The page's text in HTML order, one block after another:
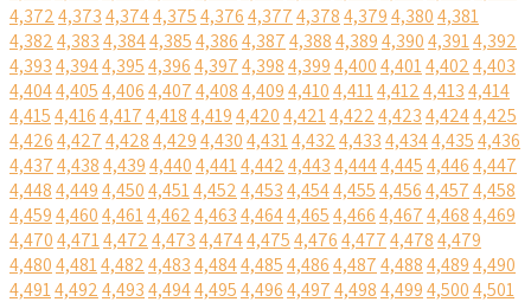
4,3724,3734,3744,3754,3764,3774,3784,3794,3804,381
4,3824,3834,3844,3854,3864,3874,3884,3894,3904,3914,392
4,3934,3944,3954,3964,3974,3984,3994,4004,4014,4024,403
4,4044,4054,4064,4074,4084,4094,4104,4114,4124,4134,414
4,4154,4164,4174,4184,4194,4204,4214,4224,4234,4244,425
4,4264,4274,4284,4294,4304,4314,4324,4334,4344,4354,436
4,4374,4384,4394,4404,4414,4424,4434,4444,4454,4464,447
4,4484,4494,4504,4514,4524,4534,4544,4554,4564,4574,458
4,4594,4604,4614,4624,4634,4644,4654,4664,4674,4684,469
4,4704,4714,4724,4734,4744,4754,4764,4774,4784,479
4,4804,4814,4824,4834,4844,4854,4864,4874,4884,4894,490
4,4914,4924,4934,4944,4954,4964,4974,4984,4994,5004,501